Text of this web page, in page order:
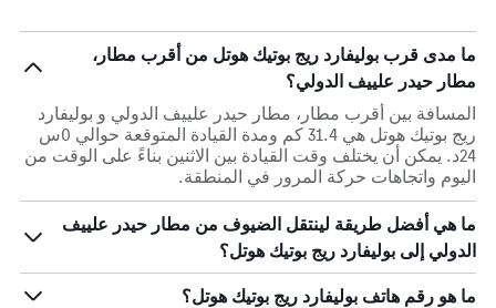
ما مدى قرب بوليفارد ريج بوتيك هوتل من أقرب مطار،
مطار حيدر علييف الدولي؟
المسافة بين أقرب مطار، مطار حيدر علييف الدولي و بوليفارد
ريج بوتيك هوتل هي 31.4 كم ومدة القيادة المتوقعة حوالي 0س
24د. يمكن أن يختلف وقت القيادة بين الاثنين بناءً على الوقت من
اليوم واتجاهات حركة المرور في المنطقة.
ما هي أفضل طريقة لينتقل الضيوف من مطار حيدر علييف
الدولي إلى بوليفارد ريج بوتيك هوتل؟
ما هو رقم هاتف بوليفارد ريج بوتيك هوتل؟